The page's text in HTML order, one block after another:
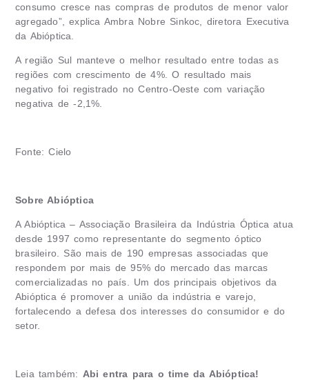
consumo cresce nas compras de produtos de menor valor
agregado”, explica Ambra Nobre Sinkoc, diretora Executiva
da Abióptica.
A região Sul manteve o melhor resultado entre todas as
regiões com crescimento de 4%. O resultado mais
negativo foi registrado no Centro-Oeste com variação
negativa de -2,1%.
Fonte: Cielo
Sobre Abióptica
A Abióptica – Associação Brasileira da Indústria Óptica atua
desde 1997 como representante do segmento óptico
brasileiro. São mais de 190 empresas associadas que
respondem por mais de 95% do mercado das marcas
comercializadas no país. Um dos principais objetivos da
Abióptica é promover a união da indústria e varejo,
fortalecendo a defesa dos interesses do consumidor e do
setor.
Leia também: Abi entra para o time da Abióptica!